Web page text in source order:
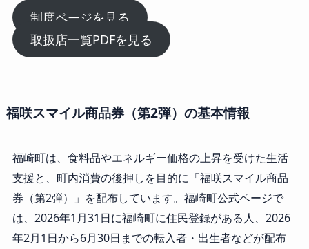
制度ページを見る
取扱店一覧PDFを見る
福咲スマイル商品券（第2弾）の基本情報
福崎町は、食料品やエネルギー価格の上昇を受けた生活
支援と、町内消費の後押しを目的に「福咲スマイル商品
券（第2弾）」を配布しています。福崎町公式ページで
は、2026年1月31日に福崎町に住民登録がある人、2026
年2月1日から6月30日までの転入者・出生者などが配布